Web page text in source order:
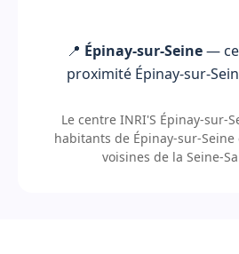
📍 Épinay-sur-Seine—
proximité Épinay-sur-
Le centre INRI'S Épinay-sur-
habitants de Épinay-sur-
voisines de la Seine-